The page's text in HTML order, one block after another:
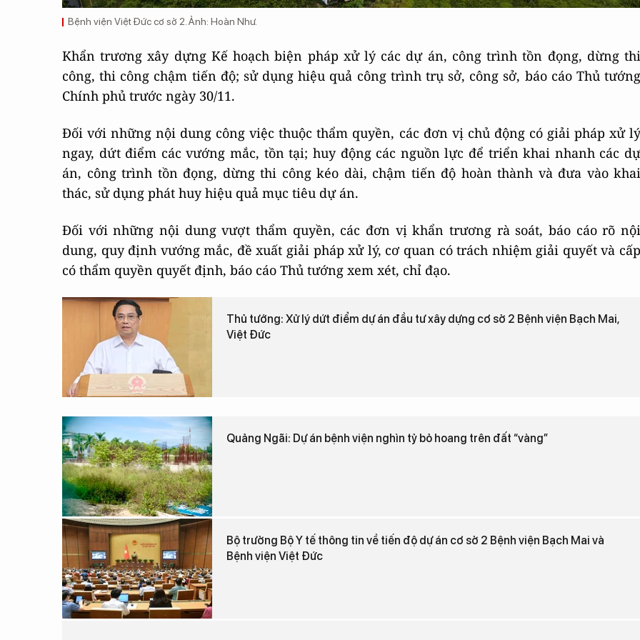
Bệnh viện Việt Đức cơ sở 2. Ảnh: Hoàn Như.
Khẩn trương xây dựng Kế hoạch biện pháp xử lý các dự án, công trình tồn đọng, dừng thi
công, thi công chậm tiến độ; sử dụng hiệu quả công trình trụ sở, công sở, báo cáo Thủ tướng
Chính phủ trước ngày 30/11.
Đối với những nội dung công việc thuộc thẩm quyền, các đơn vị chủ động có giải pháp xử lý
ngay, dứt điểm các vướng mắc, tồn tại; huy động các nguồn lực để triển khai nhanh các dự
án, công trình tồn đọng, dừng thi công kéo dài, chậm tiến độ hoàn thành và đưa vào khai
thác, sử dụng phát huy hiệu quả mục tiêu dự án.
Đối với những nội dung vượt thẩm quyền, các đơn vị khẩn trương rà soát, báo cáo rõ nội
dung, quy định vướng mắc, đề xuất giải pháp xử lý, cơ quan có trách nhiệm giải quyết và cấp
có thẩm quyền quyết định, báo cáo Thủ tướng xem xét, chỉ đạo.
Thủ tướng: Xử lý dứt điểm dự án đầu tư xây dựng cơ sở 2 Bệnh viện Bạch Mai,
Việt Đức
Quảng Ngãi: Dự án bệnh viện nghìn tỷ bỏ hoang trên đất “vàng”
Bộ trưởng Bộ Y tế thông tin về tiến độ dự án cơ sở 2 Bệnh viện Bạch Mai và
Bệnh viện Việt Đức